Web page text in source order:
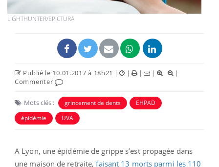
LIGHTHUNTER/EPICTURA
Publié le 10.01.2017 à 18h21 | | | |
|
Commenter
Mots clés : grincement de dents
EHPAD
épidémie
UVA
A Lyon, une épidémie de grippe s’est propagée dans
une maison de retraite,faisant 13 morts parmi les 110